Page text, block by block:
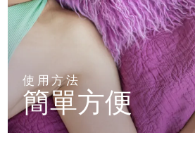
使用方法
簡單方便